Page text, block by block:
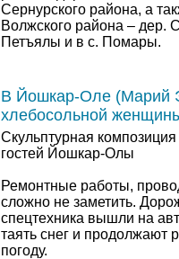
Сернурского района, а
Волжского района – дер.
Петъялы и в с. Помары.
В Йошкар-Оле (Марий
хлебосольной
Скульптурная
гостей Йошкар-Олы
Ремонтные работы,
сложно не заметить.
спецтехника вышли на
таять снег и продолжают
погоду.